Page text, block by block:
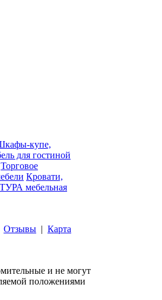
купе,
для гостиной
Торговое
Кровати,
мебельная
Отзывы | Карта
и не могут
положениями